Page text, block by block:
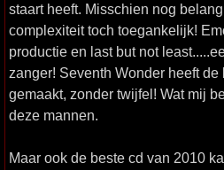
staart heeft. Misschien nog
complexiteit toch toegankelijk!
productie en last but not
zanger! Seventh Wonder heeft
gemaakt, zonder twijfel! Wat mij
deze mannen.
Maar ook de beste cd van 2010